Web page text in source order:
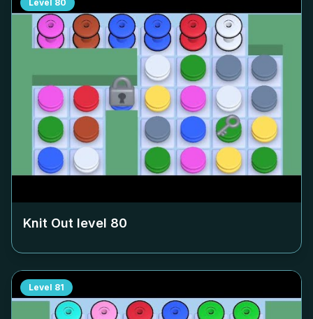
Level 80
Knit Out level 80
Level 81